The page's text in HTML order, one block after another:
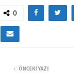
0
ÖNCEKI YAZI